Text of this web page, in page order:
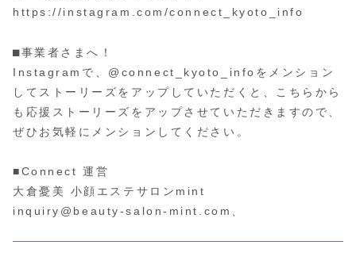
https://instagram.com/connect_kyoto_info
⬛︎事業者さまへ！
Instagramで、@connect_kyoto_infoをメンション
してストーリーズをアップしていただくと、こちらから
も応援ストーリーズをアップさせていただきますので、
ぜひお気軽にメンションしてください。
■Connect 運営⁡
大倉憂美 小顔エステサロンmint
inquiry@beauty-salon-mint.com、